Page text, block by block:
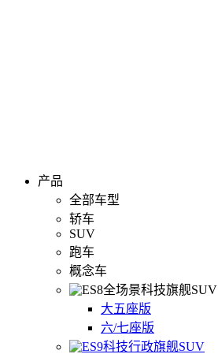
产品
全部车型
轿车
SUV
跑车
概念车
全场景科技旗舰SUV
大五座版
六/七座版
科技行政旗舰SUV